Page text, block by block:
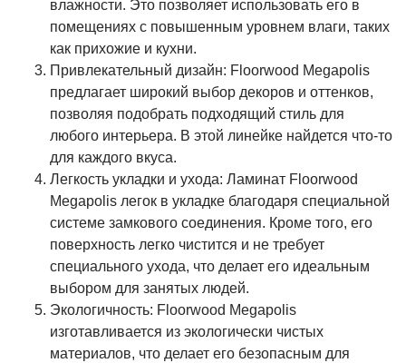
влажности. Это позволяет использовать его в
помещениях с повышенным уровнем влаги, таких
как прихожие и кухни.
Привлекательный дизайн: Floorwood Megapolis
предлагает широкий выбор декоров и оттенков,
позволяя подобрать подходящий стиль для
любого интерьера. В этой линейке найдется что-то
для каждого вкуса.
Легкость укладки и ухода: Ламинат Floorwood
Megapolis легок в укладке благодаря специальной
системе замкового соединения. Кроме того, его
поверхность легко чистится и не требует
специального ухода, что делает его идеальным
выбором для занятых людей.
Экологичность: Floorwood Megapolis
изготавливается из экологически чистых
материалов, что делает его безопасным для